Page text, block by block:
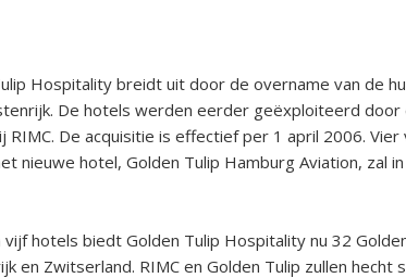
Hospitality breidt uit door de overname van de
De hotels werden eerder geëxploiteerd door
RIMC. De acquisitie is effectief per 1 april 2006.
nieuwe hotel, Golden Tulip Hamburg Aviation, zal
hotels biedt Golden Tulip Hospitality nu 32
en Zwitserland. RIMC en Golden Tulip zullen hecht